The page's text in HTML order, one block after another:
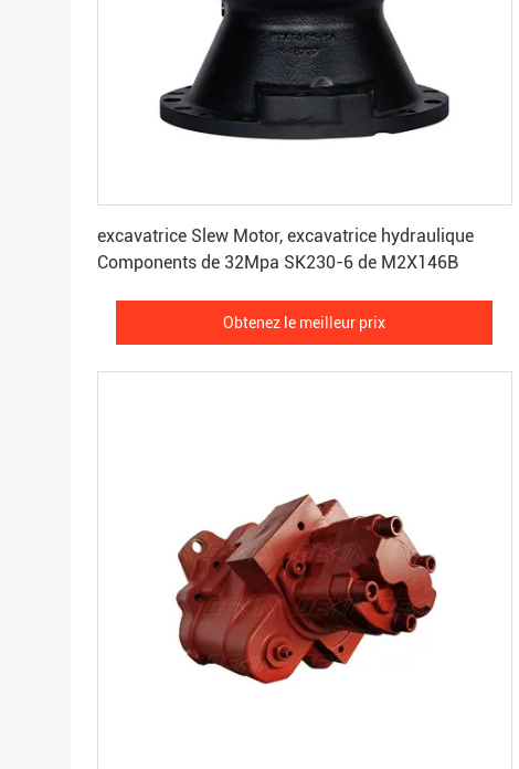
excavatrice Slew Motor, excavatrice hydraulique
Components de 32Mpa SK230-6 de M2X146B
Obtenez le meilleur prix